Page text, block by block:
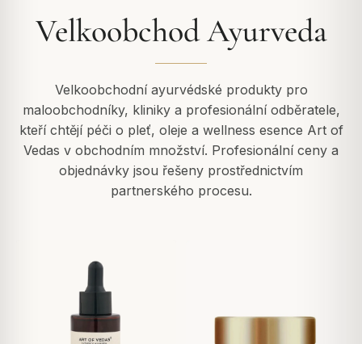
Velkoobchod Ayurveda
Velkoobchodní ayurvédské produkty pro
maloobchodníky, kliniky a profesionální odběratele,
kteří chtějí péči o pleť, oleje a wellness esence Art of
Vedas v obchodním množství. Profesionální ceny a
objednávky jsou řešeny prostřednictvím
partnerského procesu.